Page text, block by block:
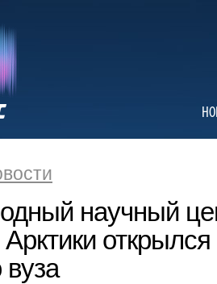
научный
вуза